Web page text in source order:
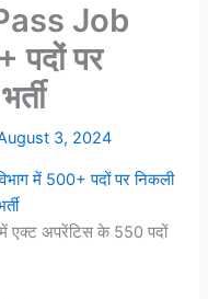
Job
पदों पर
3, 2024
में 500+ पदों पर निकली
एक्ट अपरेंटिस के 550 पदों